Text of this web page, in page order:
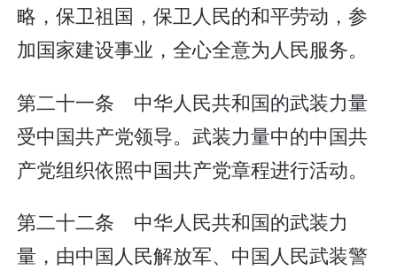
略，保卫祖国，保卫人民的和平劳动，参
加国家建设事业，全心全意为人民服务。
第二十一条 中华人民共和国的武装力量
受中国共产党领导。武装力量中的中国共
产党组织依照中国共产党章程进行活动。
第二十二条 中华人民共和国的武装力
量，由中国人民解放军、中国人民武装警